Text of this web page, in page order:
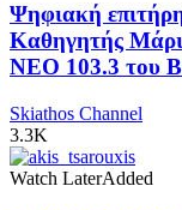
Ψηφιακή
Καθηγητής
NEO 103.3 του
Skiathos Channel
3.3K
Watch LaterAdded